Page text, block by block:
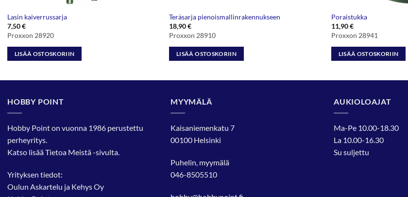
Lasin kaiverrussarja
7,50€
Proxxon 28920
LISÄÄ OSTOSKORIIN
Teräsarja pienoismallinrakennukseen
18,90€
Proxxon 28910
LISÄÄ OSTOSKORIIN
Poraistukka
11,90€
Proxxon 28941
LISÄÄ OSTOSKORIIN
HOBBY POINT
Hobby Point on vuonna 1986 perustettu
perheyritys.
Katso lisääTietoa Meistä-sivulta.
Yrityksen tiedot:
Oulun Askartelu ja Kehys Oy
MYYMÄLÄ
Kaisaniemenkatu 7
00100 Helsinki
Puhelin, myymälä
046-8505510
AUKIOLOAJAT
Ma-Pe 10.00-18.30
La 10.00-16.30
Su suljettu